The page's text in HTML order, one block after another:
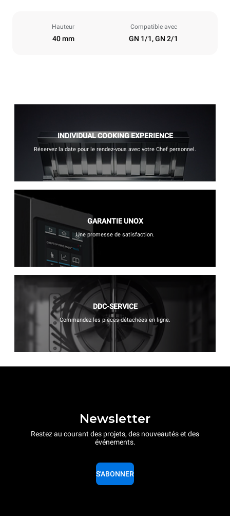
Hauteur
40 mm
Compatible avec
GN 1/1, GN 2/1
INDIVIDUAL COOKING EXPERIENCE
Réservez la date pour le rendez-vous avec votre Chef personnel.
GARANTIE UNOX
Une promesse de satisfaction.
DDC-SERVICE
Commandez les pièces-détachées en ligne.
Newsletter
Restez au courant des projets, des nouveautés et des
événements.
S'ABONNER